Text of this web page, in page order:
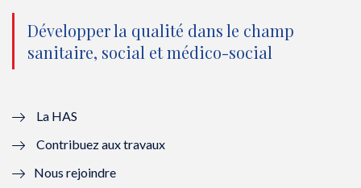
o
u
l
l
n
o
e
o
u
n
o
Développer la qualité dans le champ
sanitaire, social et médico-social
La HAS
Contribuez aux travaux
Nous rejoindre